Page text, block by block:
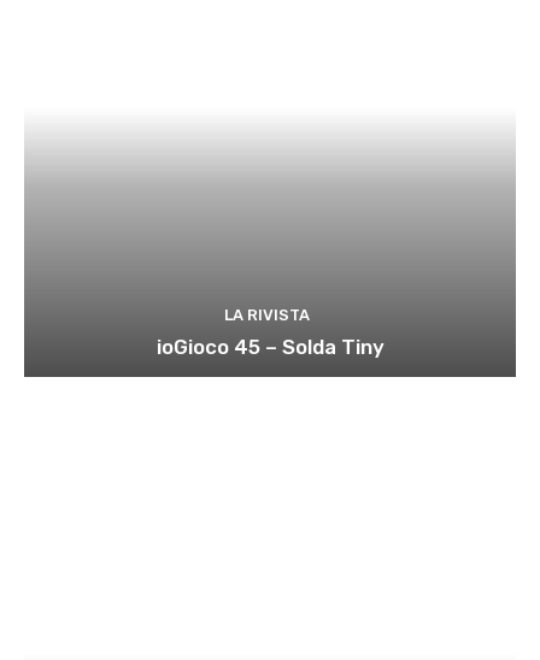
LA RIVISTA
ioGioco 45 – Solda Tiny